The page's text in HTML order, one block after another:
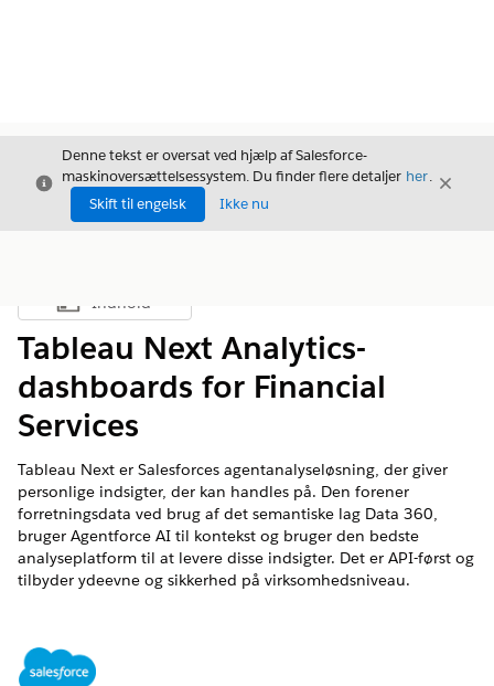
Luk
Denne tekst er oversat ved hjælp af Salesforce-
maskinoversættelsessystem. Du finder flere detaljer her.
Skift til engelsk
Ikke nu
Luk
Vis indholdsfortegnelse
Indhold
Tableau Next Analytics-
dashboards for Financial
Services
Tableau Next er Salesforces agentanalyseløsning, der giver
personlige indsigter, der kan handles på. Den forener
forretningsdata ved brug af det semantiske lag Data 360,
bruger Agentforce AI til kontekst og bruger den bedste
analyseplatform til at levere disse indsigter. Det er API-først og
tilbyder ydeevne og sikkerhed på virksomhedsniveau.
Tilgængelig i: Lightning Experience